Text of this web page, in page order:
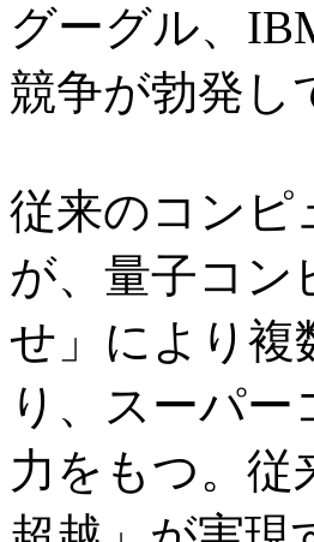
グーグル、
競争が勃発し
従来のコンピ
が、量子コン
せ」により複
り、スーパ
力をもつ。従